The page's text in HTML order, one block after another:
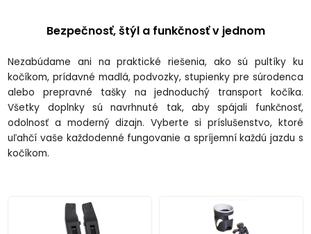
Bezpečnosť, štýl a funkčnosť v jednom
Nezabúdame ani na praktické riešenia, ako sú pultíky ku
kočíkom, prídavné madlá, podvozky, stupienky pre súrodenca
alebo prepravné tašky na jednoduchý transport kočíka.
Všetky doplnky sú navrhnuté tak, aby spájali funkčnosť,
odolnosť a moderný dizajn. Vyberte si príslušenstvo, ktoré
uľahčí vaše každodenné fungovanie a spríjemní každú jazdu s
kočíkom.